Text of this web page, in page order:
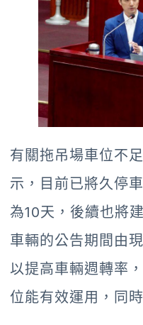
有關拖吊場車位不
示，目前已將久停
為10天，後續也將
車輛的公告期間由
以提高車輛週轉率
位能有效運用，同